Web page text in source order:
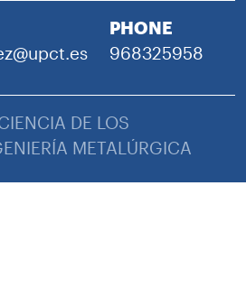
PHONE
968325958
DE LOS
METALÚRGICA